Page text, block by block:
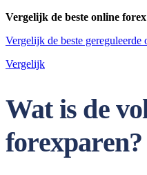
Vergelijk de beste online
Vergelijk de beste
Vergelijk
Wat is de
forexparen?